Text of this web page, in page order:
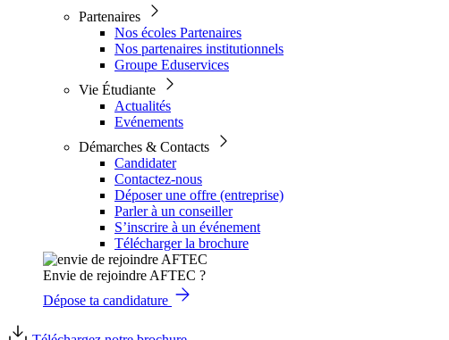
Partenaires
Nos écoles Partenaires
Nos partenaires institutionnels
Groupe Eduservices
Vie Étudiante
Actualités
Evénements
Démarches & Contacts
Candidater
Contactez-nous
Déposer une offre (entreprise)
Parler à un conseiller
S’inscrire à un événement
Télécharger la brochure
Envie de rejoindre AFTEC ?
Dépose ta candidature